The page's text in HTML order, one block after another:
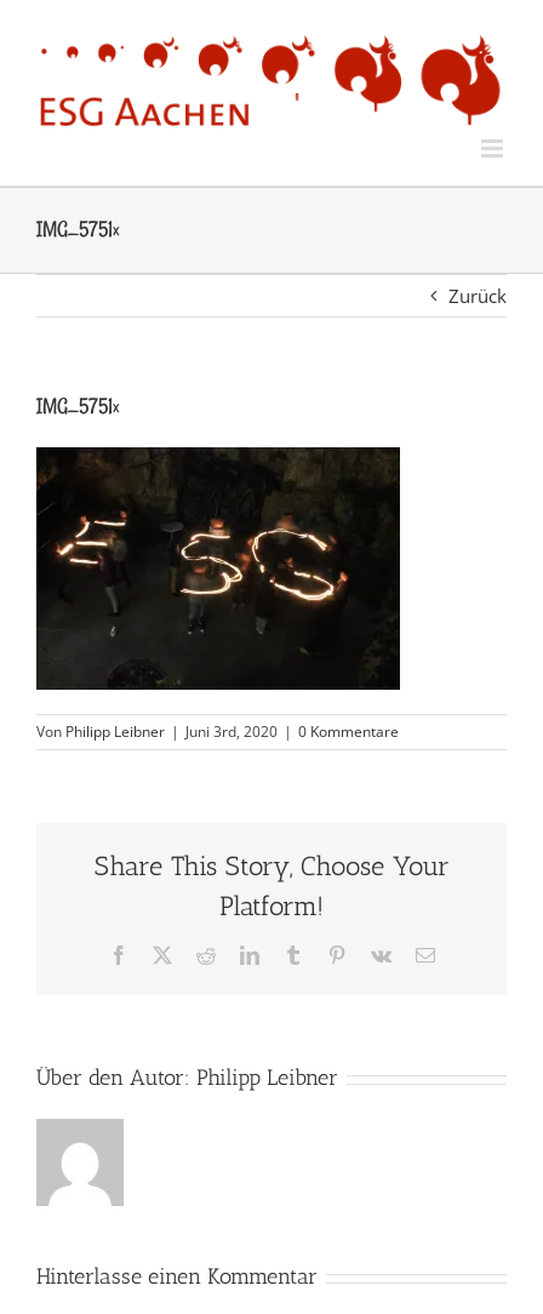
springen
IMG_5751x
Zurück
IMG_5751x
Von Philipp Leibner | Juni 3rd, 2020 | 0 Kommentare
Share This Story, Choose Your
Platform!
Facebook RedditLinkedInTumblr Pinterest
Vk
E-
Über den Autor: Philipp Leibner
Hinterlasse einen Kommentar